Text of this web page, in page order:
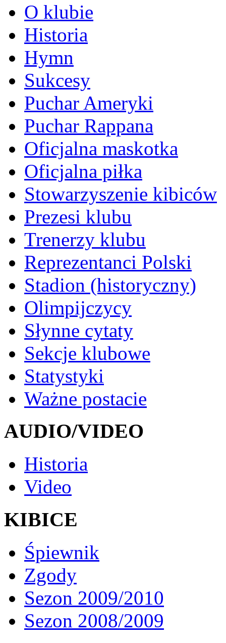
O klubie
Historia
Hymn
Sukcesy
Puchar Ameryki
Puchar Rappana
Oficjalna maskotka
Oficjalna piłka
Stowarzyszenie kibiców
Prezesi klubu
Trenerzy klubu
Reprezentanci Polski
Stadion (historyczny)
Olimpijczycy
Słynne cytaty
Sekcje klubowe
Statystyki
Ważne postacie
AUDIO/VIDEO
Historia
Video
KIBICE
Śpiewnik
Zgody
Sezon 2009/2010
Sezon 2008/2009